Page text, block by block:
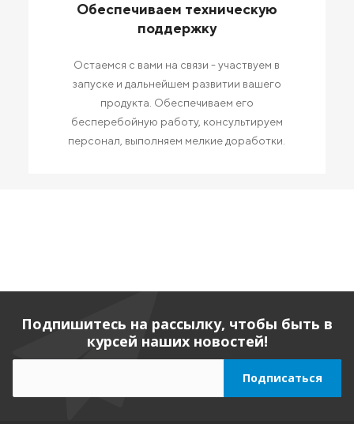
Обеспечиваем техническую
поддержку
Остаемся с вами на связи - участвуем в
запуске и дальнейшем развитии вашего
продукта. Обеспечиваем его
бесперебойную работу, консультируем
персонал, выполняем мелкие доработки.
Подпишитесь на рассылку, чтобы быть в
курсей наших новостей!